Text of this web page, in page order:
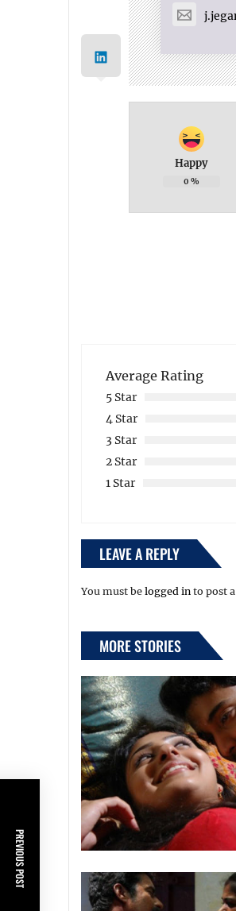
Happy
0 %
Average Rating
5 Star
4 Star
3 Star
2 Star
1 Star
LEAVE A REPLY
You must be logged in to post
PREVIOUS POST
MORE STORIES